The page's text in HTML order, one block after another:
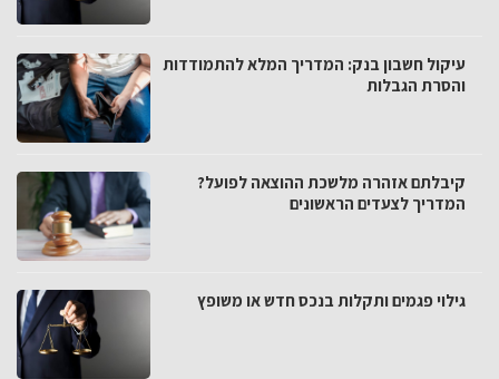
עיקול חשבון בנק: המדריך המלא להתמודדות
והסרת הגבלות
קיבלתם אזהרה מלשכת ההוצאה לפועל?
המדריך לצעדים הראשונים
גילוי פגמים ותקלות בנכס חדש או משופץ